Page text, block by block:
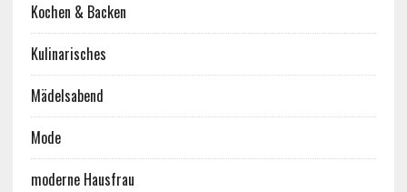
Kochen & Backen
Kulinarisches
Mädelsabend
Mode
moderne Hausfrau